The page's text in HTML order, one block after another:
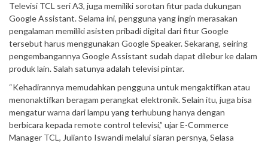
Televisi TCL seri A3, juga memiliki sorotan fitur pada dukungan
Google Assistant. Selama ini, pengguna yang ingin merasakan
pengalaman memiliki asisten pribadi digital dari fitur Google
tersebut harus menggunakan Google Speaker. Sekarang, seiring
pengembangannya Google Assistant sudah dapat dilebur ke dalam
produk lain. Salah satunya adalah televisi pintar.
“Kehadirannya memudahkan pengguna untuk mengaktifkan atau
menonaktifkan beragam perangkat elektronik. Selain itu, juga bisa
mengatur warna dari lampu yang terhubung hanya dengan
berbicara kepada remote control televisi,” ujar E-Commerce
Manager TCL, Julianto Iswandi melalui siaran persnya, Selasa